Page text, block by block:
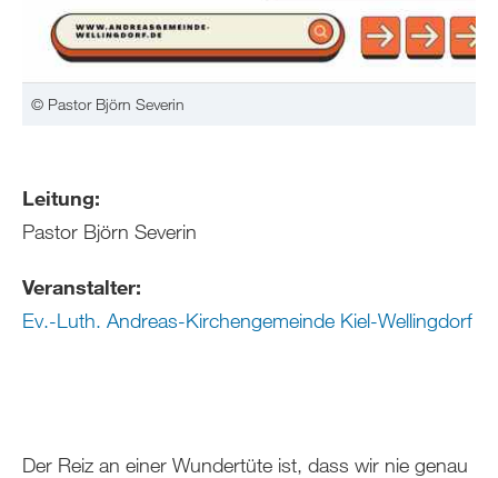
© Pastor Björn Severin
Leitung:
Pastor Björn Severin
Veranstalter:
Ev.-Luth. Andreas-Kirchengemeinde Kiel-Wellingdorf
Der Reiz an einer Wundertüte ist, dass wir nie genau